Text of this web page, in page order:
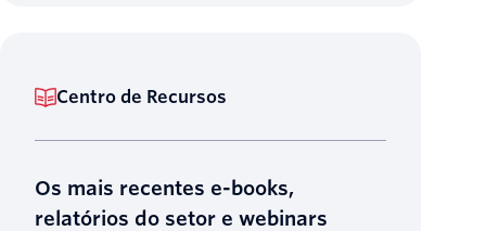
Centro de Recursos
Os mais recentes e-books,
relatórios do setor e webinars